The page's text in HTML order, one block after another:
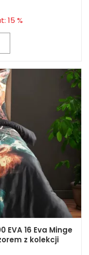
15 %
EVA 16 Eva Minge
z kolekcji